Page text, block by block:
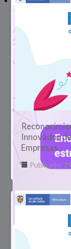
Innovador
Empresas
Publicado: